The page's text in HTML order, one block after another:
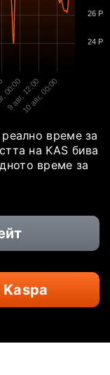
9 авг, 12:00
10 авг, 00:00
24 P
26 P
време за
на KAS бива
време за